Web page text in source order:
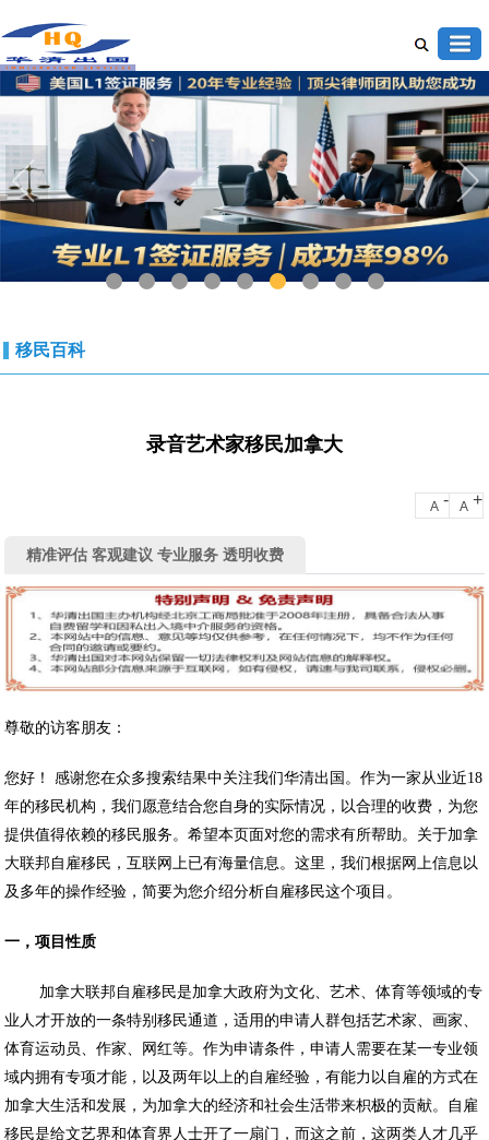
1 2 3 4 5 6 7 8 9
移民百科
录音艺术家移民加拿大
A - A +
精准评估 客观建议 专业服务 透明收费
尊敬的访客朋友：
您好！ 感谢您在众多搜索结果中关注我们华清出国。作为一家从业近18
年的移民机构，我们愿意结合您自身的实际情况，以合理的收费，为您
提供值得依赖的移民服务。希望本页面对您的需求有所帮助。关于加拿
大联邦自雇移民，互联网上已有海量信息。这里，我们根据网上信息以
及多年的操作经验，简要为您介绍分析自雇移民这个项目。
一，项目性质
加拿大联邦自雇移民是加拿大政府为文化、艺术、体育等领域的专
业人才开放的一条特别移民通道，适用的申请人群包括艺术家、画家、
体育运动员、作家、网红等。作为申请条件，申请人需要在某一专业领
域内拥有专项才能，以及两年以上的自雇经验，有能力以自雇的方式在
加拿大生活和发展，为加拿大的经济和社会生活带来枳极的贡献。自雇
移民是给文艺界和体育界人士开了一扇门，而这之前，这两类人才几乎